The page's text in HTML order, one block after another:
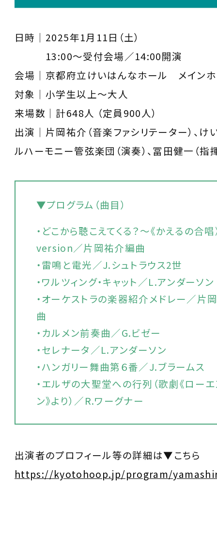
日時｜2025年1月11日（土）
13:00～受付会場／14:00開演
会場｜京都府立けいはんなホール メイン
対象｜小学生以上～大人
来場数｜計648人 （定員900人）
出演｜片岡祐介（音楽ファシリテーター）、け
ルハーモニー管弦楽団（演奏）、冨田健一（指
▼プログラム（曲目）
・どこから聴こえてくる？～《かえるの合
version／片岡祐介編曲
・雷鳴と電光／J.シュトラウス2世
・ワルツィング・キャット／L.アンダーソン
・オーケストラの楽器紹介メドレー／片
曲
・カルメン前奏曲／G.ビゼー
・セレナータ／L.アンダーソン
・ハンガリー舞曲第６番／J.ブラームス
・エルザの大聖堂への行列（歌劇《ロー
ン》より）／R.ワーグナー
出演者のプロフィール等の詳細は▼こちら
https://kyotohoop.jp/program/